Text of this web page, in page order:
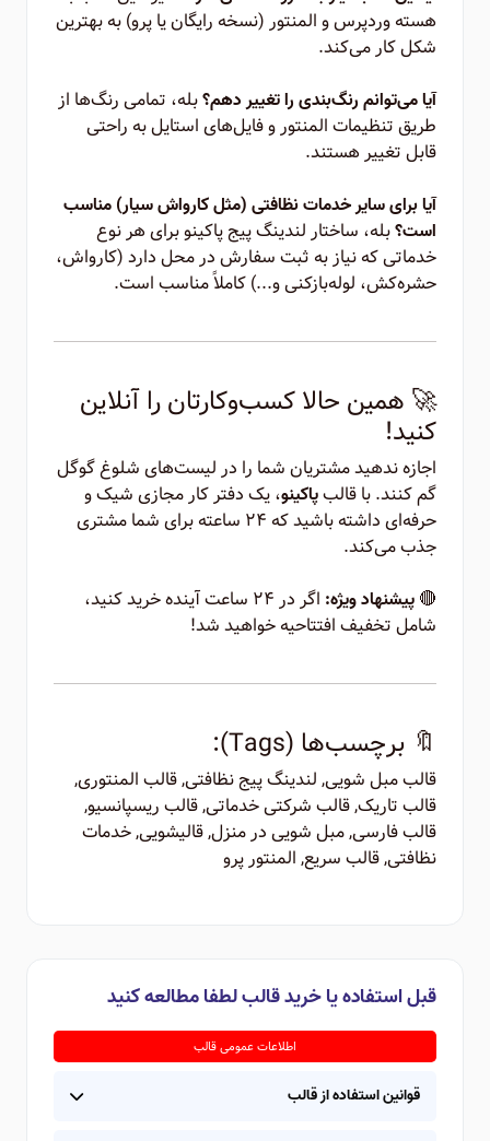
هسته وردپرس و المنتور (نسخه رایگان یا پرو) به بهترین
شکل کار می‌کند.
آیا می‌توانم رنگ‌بندی را تغییر دهم؟بله، تمامی رنگ‌ها از
طریق تنظیمات المنتور و فایل‌های استایل به راحتی
قابل تغییر هستند.
آیا برای سایر خدمات نظافتی (مثل کارواش سیار) مناسب
است؟بله، ساختار لندینگ پیج پاکینو برای هر نوع
خدماتی که نیاز به ثبت سفارش در محل دارد (کارواش،
حشره‌کش، لوله‌بازکنی و...) کاملاً مناسب است.
🚀 همین حالا کسب‌وکارتان را آنلاین
کنید!
اجازه ندهید مشتریان شما را در لیست‌های شلوغ گوگل
گم کنند. با قالبپاکینو، یک دفتر کار مجازی شیک و
حرفه‌ای داشته باشید که ۲۴ ساعته برای شما مشتری
جذب می‌کند.
🔴پیشنهاد ویژه:
اگر در ۲۴ ساعت آینده خرید کنید،
شامل تخفیف افتتاحیه خواهید شد!
🔖 برچسب‌ها (Tags):
قالب مبل شویی, لندینگ پیج نظافتی, قالب المنتوری,
قالب تاریک, قالب شرکتی خدماتی, قالب ریسپانسیو,
قالب فارسی, مبل شویی در منزل, قالیشویی, خدمات
نظافتی, قالب سریع, المنتور پرو
قبل استفاده یا خرید قالب لطفا مطالعه کنید
اطلاعات عمومی قالب
قوانین استفاده از قالب